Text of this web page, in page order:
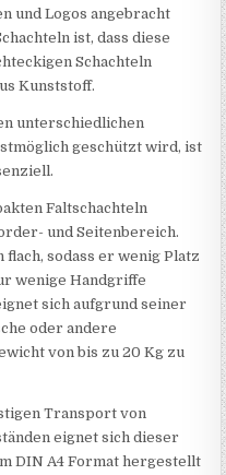
und Logos angebracht
ist, dass diese
Schachteln
Kunststoff.
unterschiedlichen
geschützt wird, ist
Faltschachteln
und Seitenbereich.
sodass er wenig Platz
wenige Handgriffe
sich aufgrund seiner
oder andere
von bis zu 20 Kg zu
Transport von
eignet sich dieser
DIN A4 Format hergestellt